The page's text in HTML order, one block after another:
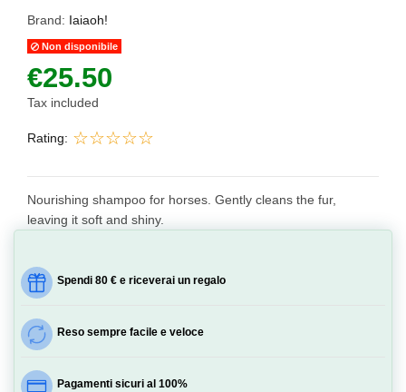
Brand: Iaiaoh!
Non disponibile
€25.50
Tax included
Rating:
Nourishing shampoo for horses. Gently cleans the fur,
leaving it soft and shiny.
Spendi 80 € e riceverai un regalo
Reso sempre facile e veloce
Pagamenti sicuri al 100%